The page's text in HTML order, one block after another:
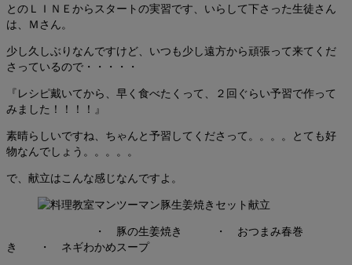
とのＬＩＮＥからスタートの実習です、いらして下さった生徒さん
は、Ｍさん。
少し久しぶりなんですけど、いつも少し遠方から頑張って来てくだ
さっているので・・・・・
『レシピ戴いてから、早く食べたくって、２回ぐらい予習で作って
みました！！！！』
素晴らしいですね、ちゃんと予習してくださって。。。。とても好
物なんでしょう。。。。。
で、献立はこんな感じなんですよ。
・ 豚の生姜焼き ・ おつまみ春巻
き ・ ネギわかめスープ